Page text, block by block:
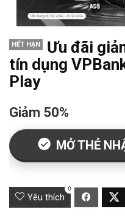
HẾT HẠN
Ưu đãi
tín dụng
Play
Giảm 50%
MỞ THẺ
Yêu thích
0